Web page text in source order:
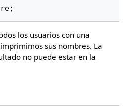
los usuarios con una
sus nombres. La
no puede estar en la